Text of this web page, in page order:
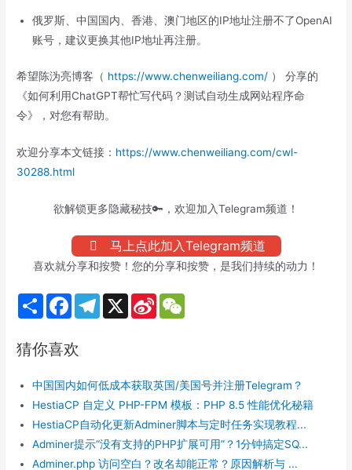
俄罗斯、中国国内、香港、澳门地区的IP地址注册不了OpenAI
账号，建议更换其他IP地址再注册。
希望陈沩亮博客（ https://www.chenweiliang.com/ ） 分享的
《如何利用ChatGPT帮忙写代码？测试自动生成网站程序命
令》，对您有帮助。
欢迎分享本文链接： https://www.chenweiliang.com/cwl-
30288.html
欲解锁更多隐藏秘技🔑，欢迎加入Telegram频道！
马上点此加入Telegram频道
喜欢就分享和按赞！您的分享和按赞，是我们持续的动力！
S
h
e
F
b
k
T
m
X
S
b
o
猜你喜欢
中国国内如何低成本获取英国/美国号并注册Telegram？
HestiaCP 自定义 PHP-FPM 模板：PHP 8.5 性能优化秘籍
HestiaCP自动化更新Adminer脚本与定时任务实现教程...
Adminer提示“没有支持的PHP扩展可用”？1分钟搞定SQ...
Adminer.php 访问空白？改名却能正常？原因解析与 ...